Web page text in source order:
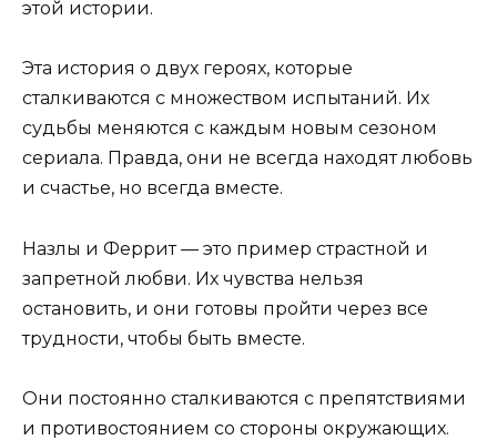
этой истории.
Эта история о двух героях, которые
сталкиваются с множеством испытаний. Их
судьбы меняются с каждым новым сезоном
сериала. Правда, они не всегда находят любовь
и счастье, но всегда вместе.
Назлы и Феррит — это пример страстной и
запретной любви. Их чувства нельзя
остановить, и они готовы пройти через все
трудности, чтобы быть вместе.
Они постоянно сталкиваются с препятствиями
и противостоянием со стороны окружающих.